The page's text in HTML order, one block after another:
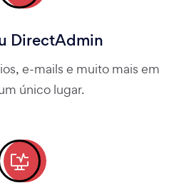
DirectAdmin
e-mails e muito mais em
único lugar.